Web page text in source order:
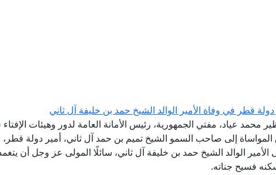
قطر في وفاة الأمير الوالد الشيخ حمد بن خليفة آل ثاني
محمد عياد، مفتي الجمهورية، رئيس الأمانة العامة لدور وهيئات
المواساة إلى صاحب السمو الشيخ تميم بن حمد آل ثاني، أمير دولة
الأمير الوالد الشيخ حمد بن خليفة آل ثاني، سائلًا المولى عز وجل أن
فسيح جناته.